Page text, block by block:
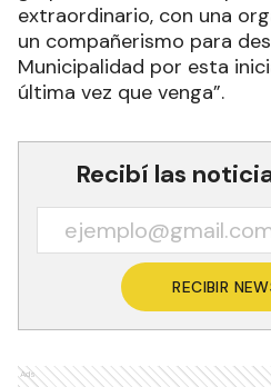
extraordinario, con una
un compañerismo para
Municipalidad por esta
última vez que venga”.
Recibí las
RECIBIR
Ads